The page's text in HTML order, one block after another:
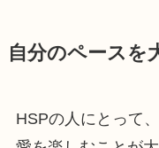
自分のペースを
HSPの人にとって